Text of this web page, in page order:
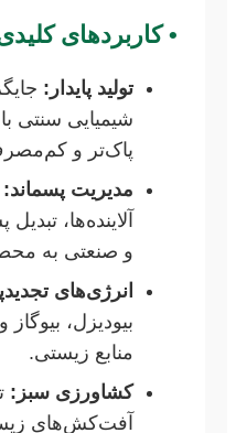
•کاربردهای
تولید پایدار:
شیمیایی سنتی
پاک‌تر و
مدیریت پسماند:
آلاینده‌ها،
و صنعتی به
انرژی‌های
بیودیزل،
منابع زیستی.
کشاورزی سبز:
آفت‌کش‌های